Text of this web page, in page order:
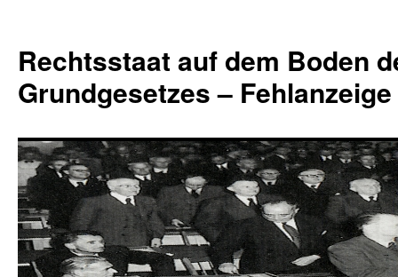
springen
Rechtsstaat auf dem Boden
Grundgesetzes –